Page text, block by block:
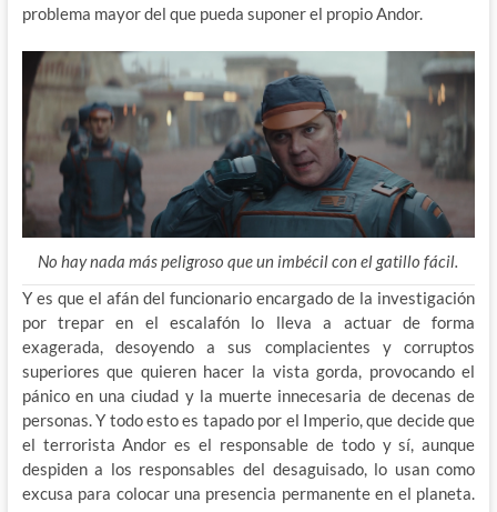
problema mayor del que pueda suponer el propio Andor.
No hay nada más peligroso que un imbécil con el gatillo fácil.
Y es que el afán del funcionario encargado de la investigación
por trepar en el escalafón lo lleva a actuar de forma
exagerada, desoyendo a sus complacientes y corruptos
superiores que quieren hacer la vista gorda, provocando el
pánico en una ciudad y la muerte innecesaria de decenas de
personas. Y todo esto es tapado por el Imperio, que decide que
el terrorista Andor es el responsable de todo y sí, aunque
despiden a los responsables del desaguisado, lo usan como
excusa para colocar una presencia permanente en el planeta.